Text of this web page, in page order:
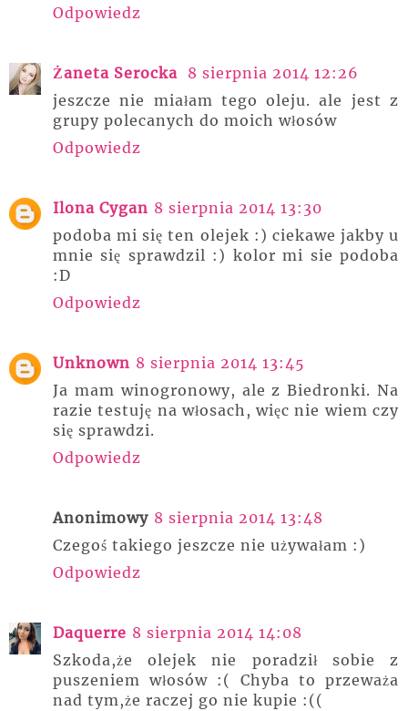
Odpowiedz
Żaneta Serocka 8 sierpnia 2014 12:26
jeszcze nie miałam tego oleju. ale jest z
grupy polecanych do moich włosów
Odpowiedz
Ilona Cygan 8 sierpnia 2014 13:30
podoba mi się ten olejek :) ciekawe jakby u
mnie się sprawdzil :) kolor mi sie podoba
:D
Odpowiedz
Unknown 8 sierpnia 2014 13:45
Ja mam winogronowy, ale z Biedronki. Na
razie testuję na włosach, więc nie wiem czy
się sprawdzi.
Odpowiedz
Anonimowy 8 sierpnia 2014 13:48
Czegoś takiego jeszcze nie używałam :)
Odpowiedz
Daquerre 8 sierpnia 2014 14:08
Szkoda,że olejek nie poradził sobie z
puszeniem włosów :( Chyba to przeważa
nad tym,że raczej go nie kupie :((